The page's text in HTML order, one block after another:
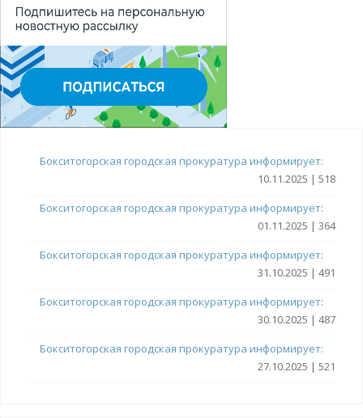
Бокситогорская городская прокуратура информирует:
10.11.2025 | 518
Бокситогорская городская прокуратура информирует:
01.11.2025 | 364
Бокситогорская городская прокуратура информирует:
31.10.2025 | 491
Бокситогорская городская прокуратура информирует:
30.10.2025 | 487
Бокситогорская городская прокуратура информирует:
27.10.2025 | 521